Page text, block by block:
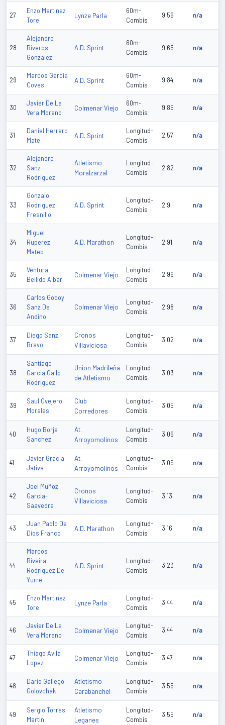
27
Enzo Martinez
Tore
Lynze Parla
60m-
Combis
9.56 n/a
28
Alejandro
Riveros
Gonzalez
A.D. Sprint
60m-
Combis
9.65 n/a
29
Marcos Garcia
Coves
A.D. Sprint
60m-
Combis
9.84 n/a
30
Javier De La
Vera Moreno
Colmenar Viejo
60m-
Combis
9.85 n/a
31
Daniel Herrero
Mate
A.D. Sprint
Longitud-
Combis
2.57 n/a
32
Alejandro
Sanz
Rodriguez
Atletismo
Moralzarzal
Longitud-
Combis
2.82 n/a
33
Gonzalo
Rodriguez
Fresnillo
A.D. Sprint
Longitud-
Combis
2.9 n/a
34
Miguel
Ruperez
Mateo
A.D. Marathon
Longitud-
Combis
2.91 n/a
35
Ventura
Bellido Albar
Colmenar Viejo
Longitud-
Combis
2.96 n/a
36
Carlos Godoy
Sanz De
Andino
Colmenar Viejo
Longitud-
Combis
2.98 n/a
37
Diego Sanz
Bravo
Cronos
Villaviciosa
Longitud-
Combis
3.02 n/a
38
Santiago
Garcia Gallo
Rodriguez
Union Madrileña
de Atletismo
Longitud-
Combis
3.03 n/a
39
Saul Ovejero
Morales
Club
Corredores
Longitud-
Combis
3.05 n/a
40
Hugo Borja
Sanchez
At.
Arroyomolinos
Longitud-
Combis
3.06 n/a
41
Javier Gracia
Jativa
At.
Arroyomolinos
Longitud-
Combis
3.09 n/a
42
Joel Muñoz
Garcia-
Saavedra
Cronos
Villaviciosa
Longitud-
Combis
3.13 n/a
43
Juan Pablo De
Dios Franco
A.D. Marathon
Longitud-
Combis
3.16 n/a
44
Marcos
Riveira
Rodriguez De
Yurre
A.D. Sprint
Longitud-
Combis
3.23 n/a
45
Enzo Martinez
Tore
Lynze Parla
Longitud-
Combis
3.44 n/a
46
Javier De La
Vera Moreno
Colmenar Viejo
Longitud-
Combis
3.44 n/a
47
Thiago Avila
Lopez
Colmenar Viejo
Longitud-
Combis
3.47 n/a
48
Dario Gallego
Golovchak
Atletismo
Carabanchel
Longitud-
Combis
3.55 n/a
49
Sergio Torres
Martin
Atletismo
Leganes
Longitud-
Combis
3.55 n/a